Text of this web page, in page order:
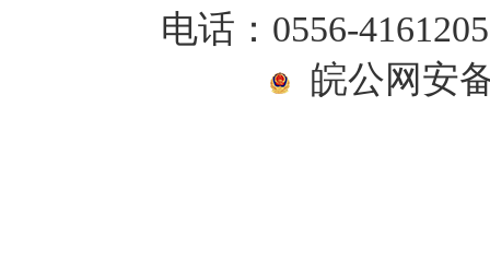
电话：0556-
皖公网安